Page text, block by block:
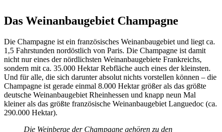
Das Weinanbaugebiet Champagne
Die Champagne ist ein französisches Weinanbaugebiet und liegt ca.
1,5 Fahrstunden nordöstlich von Paris. Die Champagne ist damit
nicht nur eines der nördlichsten Weinanbaugebiete Frankreichs,
sondern mit ca. 35.000 Hektar Rebfläche auch eines der kleinsten.
Und für alle, die sich darunter absolut nichts vorstellen können – die
Champagne ist gerade einmal 8.000 Hektar größer als das größte
deutsche Weinanbaugebiet Rheinhessen und knapp neun Mal
kleiner als das größte französische Weinanbaugebiet Languedoc (ca.
290.000 Hektar).
Die Weinberge der Champagne gehören zu den